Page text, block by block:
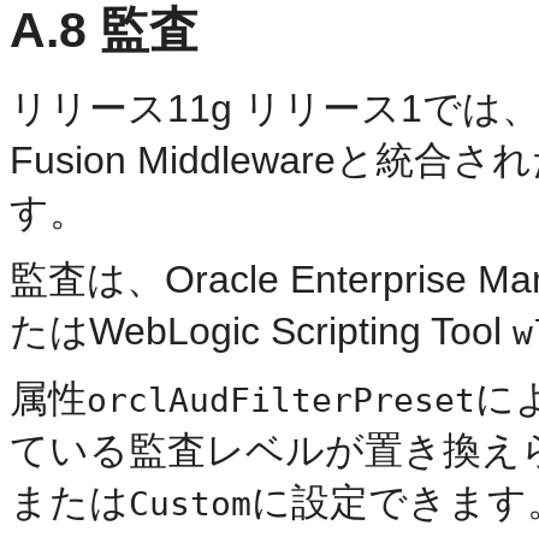
A.8 監査
リリース11g リリース1では
Fusion Middlewareと統合さ
す。
監査は、Oracle Enterprise
たはWebLogic Scripting Tool
属性orclAudFilterPresetに
ている監査レベルが置き換え
またはCustomに設定できます